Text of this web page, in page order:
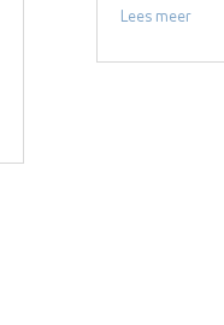
Lees meer